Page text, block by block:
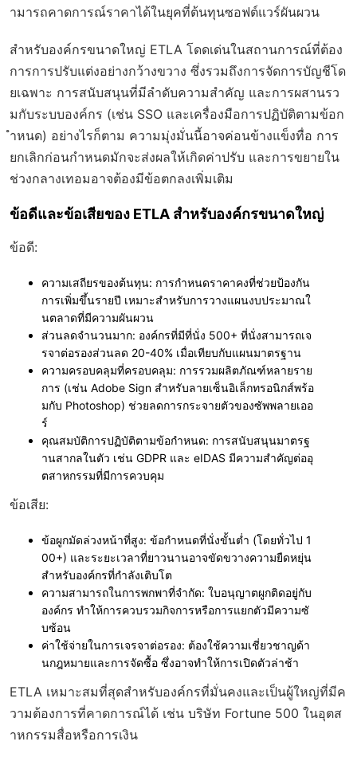
ามารถคาดการณ์ราคาได้ในยุคที่ต้นทุนซอฟต์แวร์ผันผวน
สำหรับองค์กรขนาดใหญ่ ETLA โดดเด่นในสถานการณ์ที่ต้อง
การการปรับแต่งอย่างกว้างขวาง ซึ่งรวมถึงการจัดการบัญชีโด
ยเฉพาะ การสนับสนุนที่มีลำดับความสำคัญ และการผสานรว
มกับระบบองค์กร (เช่น SSO และเครื่องมือการปฏิบัติตามข้อก
ำหนด) อย่างไรก็ตาม ความมุ่งมั่นนี้อาจค่อนข้างแข็งทื่อ การ
ยกเลิกก่อนกำหนดมักจะส่งผลให้เกิดค่าปรับ และการขยายใน
ช่วงกลางเทอมอาจต้องมีข้อตกลงเพิ่มเติม
ข้อดีและข้อเสียของ ETLA สำหรับองค์กรขนาดใหญ่
ข้อดี:
ความเสถียรของต้นทุน: การกำหนดราคาคงที่ช่วยป้องกัน
การเพิ่มขึ้นรายปี เหมาะสำหรับการวางแผนงบประมาณใ
นตลาดที่มีความผันผวน
ส่วนลดจำนวนมาก: องค์กรที่มีที่นั่ง 500+ ที่นั่งสามารถเจ
รจาต่อรองส่วนลด 20-40% เมื่อเทียบกับแผนมาตรฐาน
ความครอบคลุมที่ครอบคลุม: การรวมผลิตภัณฑ์หลายราย
การ (เช่น Adobe Sign สำหรับลายเซ็นอิเล็กทรอนิกส์พร้อ
มกับ Photoshop) ช่วยลดการกระจายตัวของซัพพลายเออ
ร์
คุณสมบัติการปฏิบัติตามข้อกำหนด: การสนับสนุนมาตรฐ
านสากลในตัว เช่น GDPR และ eIDAS มีความสำคัญต่ออุ
ตสาหกรรมที่มีการควบคุม
ข้อเสีย:
ข้อผูกมัดล่วงหน้าที่สูง: ข้อกำหนดที่นั่งขั้นต่ำ (โดยทั่วไป 1
00+) และระยะเวลาที่ยาวนานอาจขัดขวางความยืดหยุ่น
สำหรับองค์กรที่กำลังเติบโต
ความสามารถในการพกพาที่จำกัด: ใบอนุญาตผูกติดอยู่กับ
องค์กร ทำให้การควบรวมกิจการหรือการแยกตัวมีความซั
บซ้อน
ค่าใช้จ่ายในการเจรจาต่อรอง: ต้องใช้ความเชี่ยวชาญด้า
นกฎหมายและการจัดซื้อ ซึ่งอาจทำให้การเปิดตัวล่าช้า
ETLA เหมาะสมที่สุดสำหรับองค์กรที่มั่นคงและเป็นผู้ใหญ่ที่มีค
วามต้องการที่คาดการณ์ได้ เช่น บริษัท Fortune 500 ในอุตส
าหกรรมสื่อหรือการเงิน